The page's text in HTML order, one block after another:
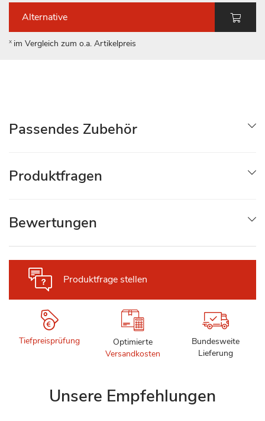
Produktfrage stellen
Tiefpreisprüfung
Optimierte
Versandkosten
Bundesweite
Lieferung
Alternative
x im Vergleich zum o.a. Artikelpreis
Passendes Zubehör
Produktfragen
Bewertungen
Unsere Empfehlungen